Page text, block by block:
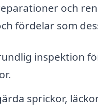
och
fördelar som
inspektion
sprickor,